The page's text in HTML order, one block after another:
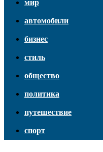
мир
автомобили
бизнес
стиль
общество
политика
путешествие
спорт